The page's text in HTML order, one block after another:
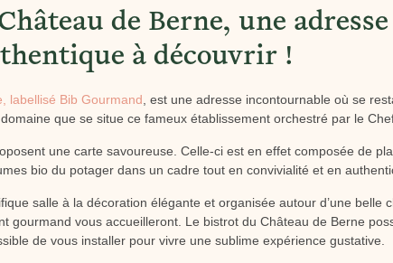
de Berne, une adresse
à découvrir !
labellisé Bib Gourmand , est une adresse incontournable où se
que se situe ce fameux établissement orchestré par le
une carte savoureuse. Celle-ci est en effet composée de
bio du potager dans un cadre tout en convivialité et en
salle à la décoration élégante et organisée autour d’une belle
gourmand vous accueilleront. Le bistrot du Château de Berne
de vous installer pour vivre une sublime expérience gustative.